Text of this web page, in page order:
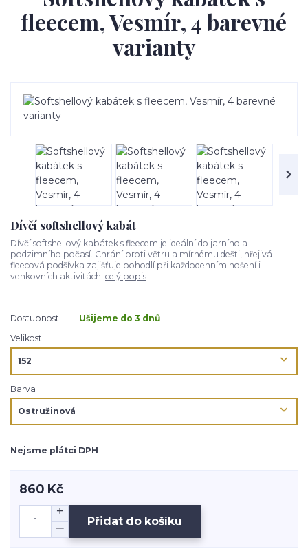
fleecem, Vesmír, 4 barevné
varianty
Dívčí softshellový kabát
Dívčí softshellový kabátek s fleecem je ideální do jarního a
podzimního počasí. Chrání proti větru a mírnému dešti, hřejivá
fleecová podšívka zajišťuje pohodlí při každodenním nošení i
venkovních aktivitách. celý popis
Dostupnost
Ušijeme do 3 dnů
Velikost
Barva
Nejsme plátci DPH
860 Kč
Přidat do košíku